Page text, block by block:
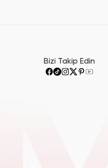
Bizi Takip Edin